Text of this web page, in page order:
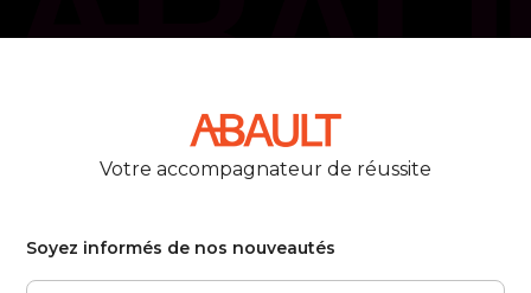
Votre accompagnateur de réussite
Soyez informés de nos nouveautés